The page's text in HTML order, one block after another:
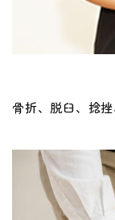
骨折、脱臼、捻